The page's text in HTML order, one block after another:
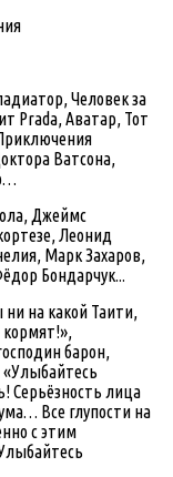
Человек за
Prada, Аватар, Тот
Ватсона,
Джеймс
Леонид
Марк Захаров,
Бондарчук...
на какой Таити,
кормят!»,
барон,
Серьёзность лица
Все глупости на
с этим